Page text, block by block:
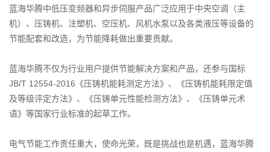
蓝海华腾中低压变频器和异步伺服产品广泛应用于中央空调（主
机）、压铸机、注塑机、空压机、风机水泵以及各类液压等设备的
节能配套和改造，为节能降耗做出重要贡献。
蓝海华腾不仅为行业用户提供节能解决方案和产品，还参与国标
JB/T 12554-2016《压铸机能耗测定方法》、《压铸机能耗限定值
及等级评定方法》、《压铸单元性能检测方法》、《压铸单元术
语》等国家行业标准的起草工作。
电气节能工作责任重大，使命光荣，既是挑战也是机遇，蓝海华腾